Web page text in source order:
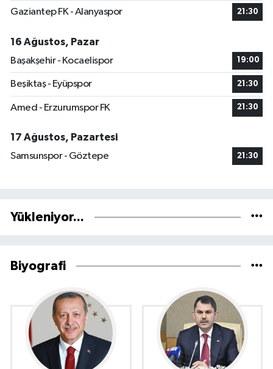
Gaziantep FK - Alanyaspor 21:30
16 Ağustos, Pazar
Başakşehir - Kocaelispor
19:00
Beşiktaş - Eyüpspor 21:30
Amed - Erzurumspor FK 21:30
17 Ağustos, Pazartesi
Samsunspor - Göztepe
21:30
Yükleniyor...
Biyografi